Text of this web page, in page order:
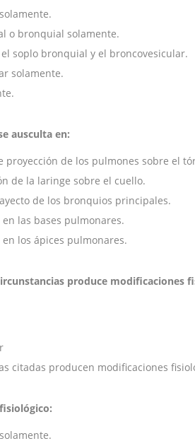
o bronquial solamente.
soplo bronquial y el broncovesicular.
solamente.
ausculta en:
proyección de los pulmones sobre el
de la laringe sobre el cuello.
de los bronquios principales.
las bases pulmonares.
los ápices pulmonares.
produce modificaciones
citadas producen modificaciones